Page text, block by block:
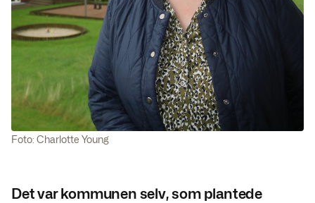
Foto: Charlotte Young
Det var kommunen selv, som plantede